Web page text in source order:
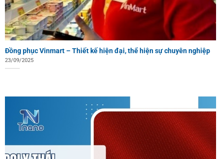
Đồng phục Vinmart – Thiết kế hiện đại, thể hiện sự chuyên nghiệp
23/09/2025